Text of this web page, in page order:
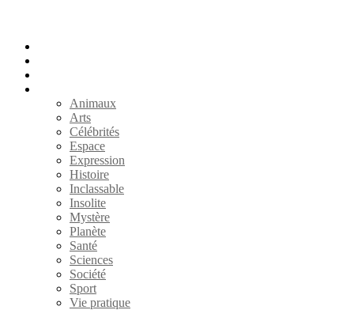
Animaux
Arts
Célébrités
Espace
Expression
Histoire
Inclassable
Insolite
Mystère
Planète
Santé
Sciences
Société
Sport
Vie pratique